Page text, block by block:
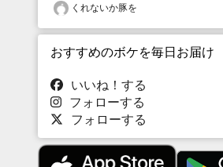
くれないか豚を
おすすめのボケを毎日お届け
いいね！する
フォローする
フォローする